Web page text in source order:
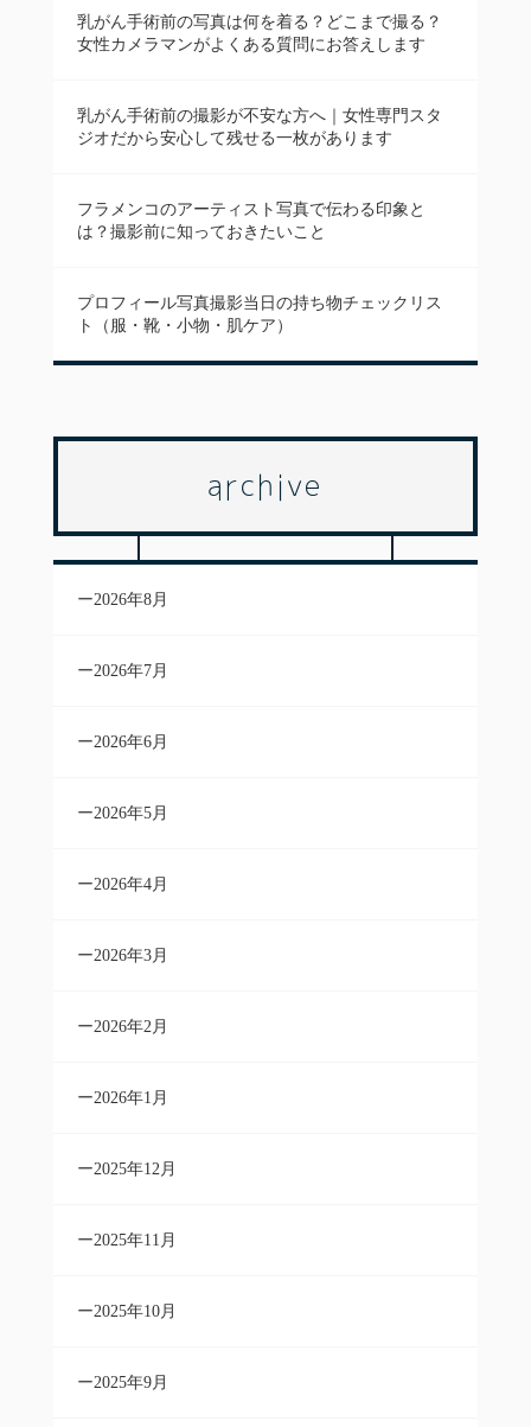
乳がん手術前の写真は何を着る？どこまで撮る？
女性カメラマンがよくある質問にお答えします
乳がん手術前の撮影が不安な方へ｜女性専門スタ
ジオだから安心して残せる一枚があります
フラメンコのアーティスト写真で伝わる印象と
は？撮影前に知っておきたいこと
プロフィール写真撮影当日の持ち物チェックリス
ト（服・靴・小物・肌ケア）
archive
2026年8月
2026年7月
2026年6月
2026年5月
2026年4月
2026年3月
2026年2月
2026年1月
2025年12月
2025年11月
2025年10月
2025年9月